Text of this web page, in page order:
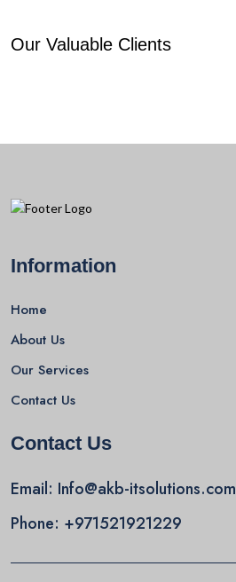
Our Valuable Clients
Information
Home
About Us
Our Services
Contact Us
Contact Us
Email: Info@akb-itsolutions.com
Phone: +971521921229